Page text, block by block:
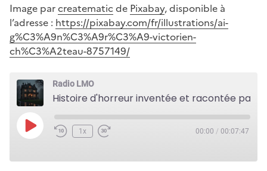
Image parcreatematicde Pixabay, disponible à
l’adresse : https://pixabay.com/fr/illustrations/ai-
g%C3%A9n%C3%A9r%C3%A9-victorien-
ch%C3%A2teau-8757149/
Radio LMO
Play
Episode
1x 00:00 / 00:07:47